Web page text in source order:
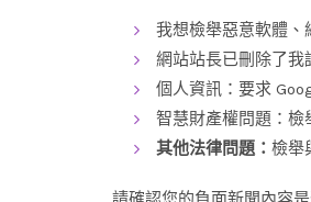
我想檢舉惡意軟體、
網站站長已刪除了我
個人資訊：要求
智慧財產權問題：檢
其他法律問題： 檢舉